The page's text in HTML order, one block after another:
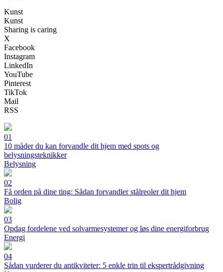
Kunst
Kunst
Sharing is caring
X
Facebook
Instagram
LinkedIn
YouTube
Pinterest
TikTok
Mail
RSS
01
10 måder du kan forvandle dit hjem med spots og
belysningsteknikker
Belysning
02
Få orden på dine ting: Sådan forvandler stålreoler dit hjem
Bolig
03
Opdag fordelene ved solvarmesystemer og løs dine energiforbrug
Energi
04
Sådan vurderer du antikviteter: 5 enkle trin til ekspertrådgivning